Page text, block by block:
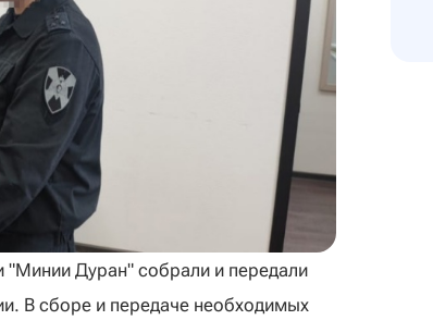
"Минии Дуран" собрали и передали
В сборе и передаче необходимых